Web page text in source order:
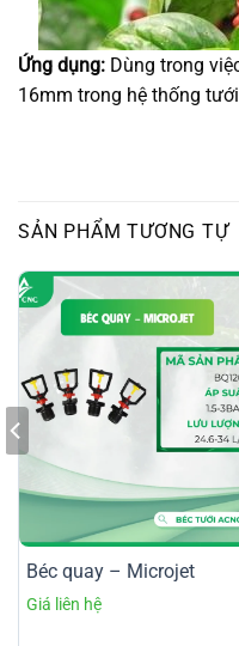
Ứng dụng: Dùng trong
16mm trong hệ thống
SẢN PHẨM TƯƠNG TỰ
Béc quay – Microjet